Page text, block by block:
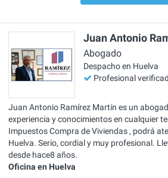
Juan Antonio
Abogado
Despacho en Huelva
Profesional
Juan Antonio Ramírez Martín es un
experiencia y conocimientos en cualquier
Impuestos Compra de Viviendas , podrá
Huelva. Serio, cordial y muy profesional.
desde hace8 años.
Oficina en Huelva